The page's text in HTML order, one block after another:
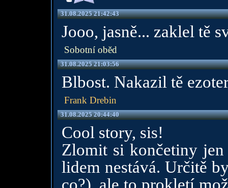
31.08.2025 21:42:43
Jooo, jasně... zaklel tě
Sobotní oběd
31.08.2025 21:03:56
Blbost. Nakazil tě
Frank Drebin
31.08.2025 20:44:40
Cool story, sis!
Zlomit si končetiny
lidem nestává. Určitě